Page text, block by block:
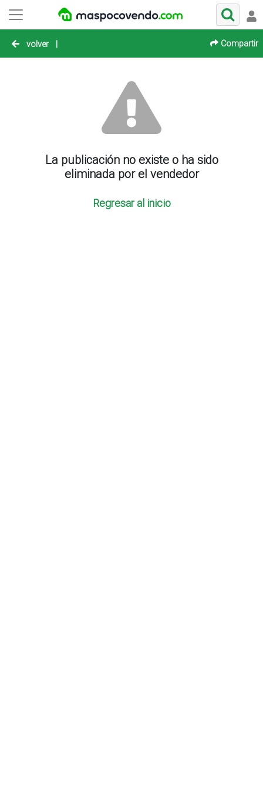
volver | Compartir
La publicación no existe o ha sido
eliminada por el vendedor
Regresar al inicio